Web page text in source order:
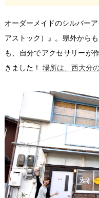
オーダーメイドのシルバー
アストック）』。県外から
も、自分でアクセサリーが
きました！ 場所は、西大分